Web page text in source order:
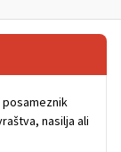
posameznik
nasilja ali